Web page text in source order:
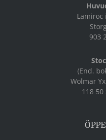
Lamiroc
903
(End.
Wolmar
118 50